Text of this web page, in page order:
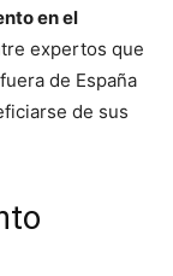
en el
expertos que
de España
de sus